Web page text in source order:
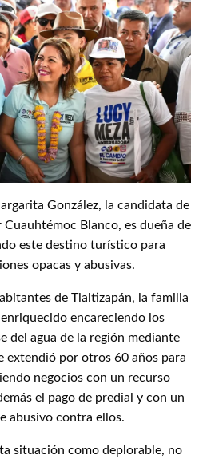
González, la candidata de
Blanco, es dueña de
este destino turístico para
opacas y abusivas.
de Tlaltizapán, la familia
encareciendo los
del agua de la región mediante
extendió por otros 60 años para
negocios con un recurso
el pago de predial y con un
abusivo contra ellos.
situación como deplorable, no